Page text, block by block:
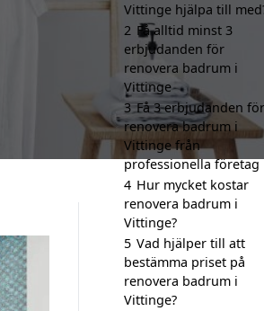
Vittinge hjälpa till
2 Få alltid minst 3
erbjudanden för
renovera badrum i
Vittinge
3 Få 3 erbjudanden för
renovera badrum i
Vittinge från
professionella företag
4 Hur mycket kostar
renovera badrum i
Vittinge?
5 Vad hjälper till att
bestämma priset på
renovera badrum i
Vittinge?